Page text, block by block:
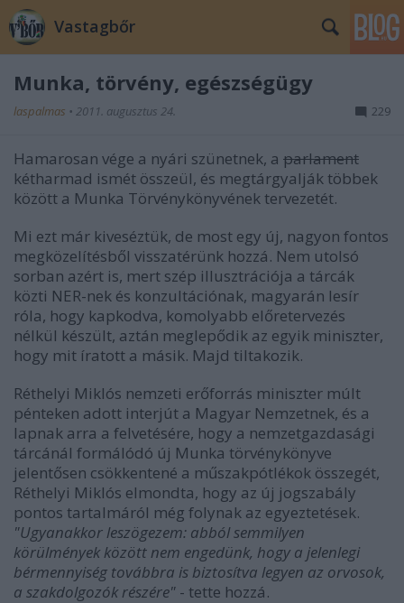
Vastagbőr
Munka, törvény, egészségügy
laspalmas • 2011. augusztus 24. 229
Hamarosan vége a nyári szünetnek, a parlament
kétharmad ismét összeül, és megtárgyalják többek
között a Munka Törvénykönyvének tervezetét.
Mi ezt már kiveséztük, de most egy új, nagyon fontos
megközelítésből visszatérünk hozzá. Nem utolsó
sorban azért is, mert szép illusztrációja a tárcák
közti NER-nek és konzultációnak, magyarán lesír
róla, hogy kapkodva, komolyabb előretervezés
nélkül készült, aztán meglepődik az egyik miniszter,
hogy mit íratott a másik. Majd tiltakozik.
Réthelyi Miklós nemzeti erőforrás miniszter múlt
pénteken adott interjút a Magyar Nemzetnek, és a
lapnak arra a felvetésére, hogy a nemzetgazdasági
tárcánál formálódó új Munka törvénykönyve
jelentősen csökkentené a műszakpótlékok összegét,
Réthelyi Miklós elmondta, hogy az új jogszabály
pontos tartalmáról még folynak az egyeztetések.
"Ugyanakkor leszögezem: abból semmilyen
körülmények között nem engedünk, hogy a jelenlegi
bérmennyiség továbbra is biztosítva legyen az orvosok,
a szakdolgozók részére" - tette hozzá.